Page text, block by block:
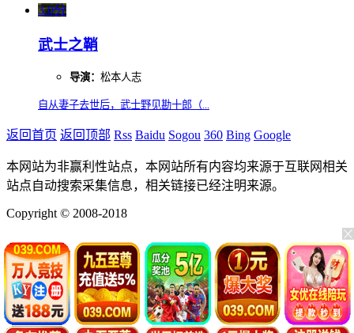
3.0分
武士之鞘
导演： 松本人志
自从妻子去世后，武士野见勘十郎（...
返回首页 返回顶部 Rss Baidu Sogou 360 Bing Google
本网站为非赢利性站点，本网站所有内容均来源于互联网相关
站点自动搜索采集信息，相关链接已经注明来源。
Copyright © 2008-2018